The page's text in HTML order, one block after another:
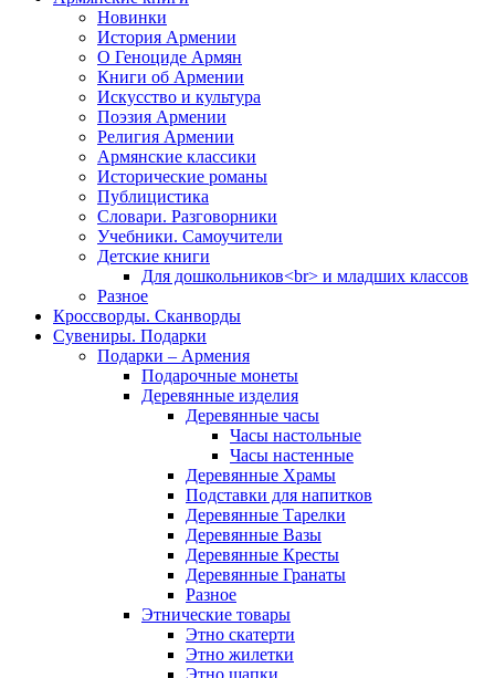
Новинки
История Армении
О Геноциде Армян
Книги об Армении
Иcкусство и культура
Поэзия Армении
Религия Армении
Армянские классики
Исторические романы
Публицистика
Словари. Разговорники
Учебники. Самоучители
Детские книги
Для дошкольников<br> и младших классов
Разное
Кроссворды. Сканворды
Сувениры. Подарки
Подарки – Армения
Подарочные монеты
Деревянные изделия
Деревянные часы
Часы настольные
Часы настенные
Деревянные Храмы
Подставки для напитков
Деревянные Тарелки
Деревянные Вазы
Деревянные Кресты
Деревянные Гранаты
Разное
Этнические товары
Этно скатерти
Этно жилетки
Этно шапки